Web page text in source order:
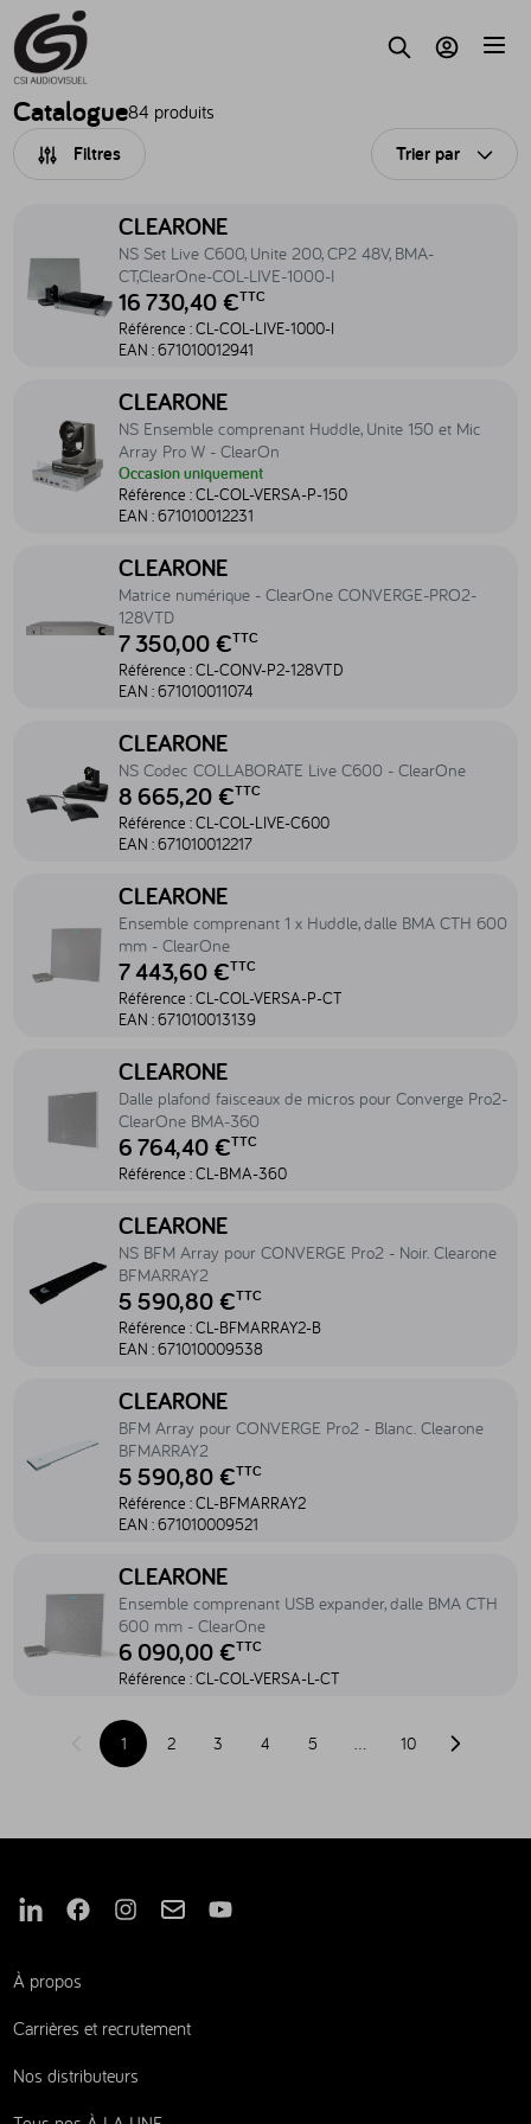
Accèder au contenu RechercheMon compte
Catalogue84 produits
Filtres Trier par
Accéder au produit NS Set Live C600, Unite 200, CP2 48V, BMA-
CLEARONE
NS Set Live C600, Unite 200, CP2 48V, BMA-
CT,ClearOne-COL-LIVE-1000-I
16 730,40 €TTC
Référence :CL-COL-LIVE-1000-I
EAN :671010012941
Accéder au produit NS Ensemble comprenant Huddle, Unite 150 et
CLEARONE
NS Ensemble comprenant Huddle, Unite 150 et Mic
Array Pro W - ClearOn
Occasion uniquement
Référence :CL-COL-VERSA-P-150
EAN :671010012231
Accéder au produit Matrice numérique - ClearOne CONVERGE-
CLEARONE
Matrice numérique - ClearOne CONVERGE-PRO2-
128VTD
7 350,00 €TTC
Référence :CL-CONV-P2-128VTD
EAN :671010011074
Accéder au produit NS Codec COLLABORATE Live C600 -
CLEARONE
NS Codec COLLABORATE Live C600 - ClearOne
8 665,20 €TTC
Référence :CL-COL-LIVE-C600
EAN :671010012217
Accéder au produit Ensemble comprenant 1 x Huddle, dalle BMA
CLEARONE
Ensemble comprenant 1 x Huddle, dalle BMA CTH 600
mm - ClearOne
7 443,60 €TTC
Référence :CL-COL-VERSA-P-CT
EAN :671010013139
Accéder au produit Dalle plafond faisceaux de micros pour
CLEARONE
Dalle plafond faisceaux de micros pour Converge Pro2-
ClearOne BMA-360
6 764,40 €TTC
Référence :CL-BMA-360
Accéder au produit NS BFM Array pour CONVERGE Pro2 - Noir.
CLEARONE
NS BFM Array pour CONVERGE Pro2 - Noir. Clearone
BFMARRAY2
5 590,80 €TTC
Référence :CL-BFMARRAY2-B
EAN :671010009538
Accéder au produit BFM Array pour CONVERGE Pro2 - Blanc.
CLEARONE
BFM Array pour CONVERGE Pro2 - Blanc. Clearone
BFMARRAY2
5 590,80 €TTC
Référence :CL-BFMARRAY2
EAN :671010009521
Accéder au produit Ensemble comprenant USB expander, dalle
CLEARONE
Ensemble comprenant USB expander, dalle BMA CTH
600 mm - ClearOne
6 090,00 €TTC
Référence :CL-COL-VERSA-L-CT
Page précédente
1 2 3 4 5 … 10 Page
Nous suivre sur Linkedin
Nous suivre sur Facebook
Nous suivre sur Instagram
Nous suivre sur Mail
Nous suivre sur Youtube
À propos
Carrières et recrutement
Nos distributeurs